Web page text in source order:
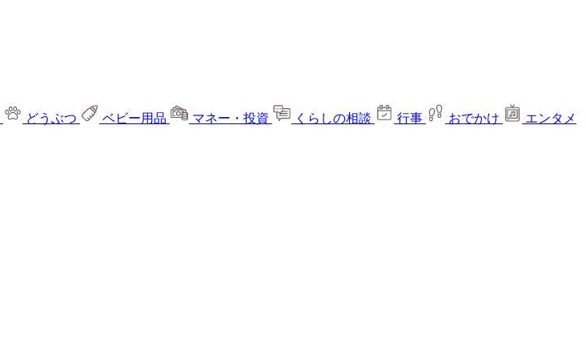
どうぶつ ベビー用品 マネー・投資 くらしの相談 行事 おでかけ
エンタメ